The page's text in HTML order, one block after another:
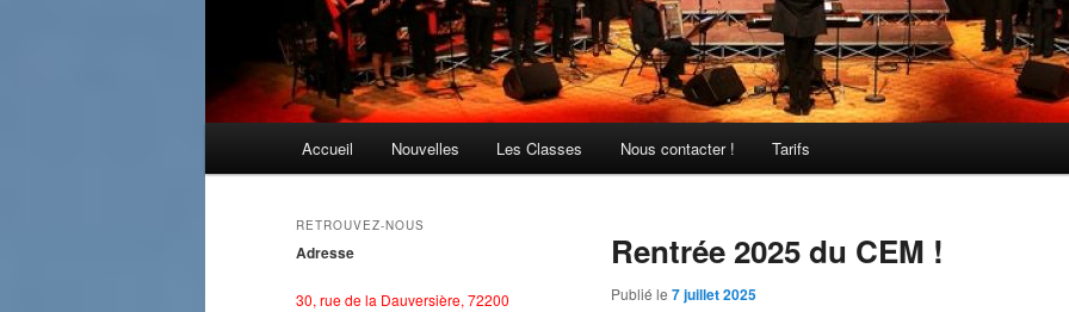
Accueil Nouvelles Les Classes Nous contacter ! Tarifs
Rentrée 2025 du CEM !
Publié le 7 juillet 2025
RETROUVEZ-NOUS
Adresse
30, rue de la Dauversière, 72200